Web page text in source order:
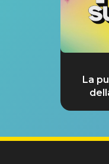
La